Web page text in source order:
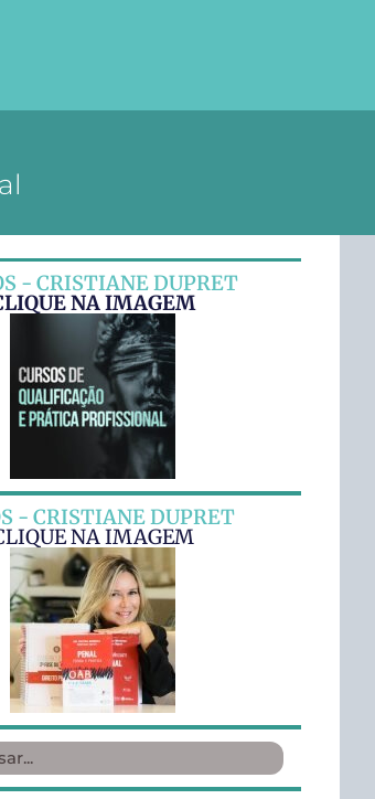
- CRISTIANE DUPRET
NA IMAGEM
- CRISTIANE DUPRET
NA IMAGEM